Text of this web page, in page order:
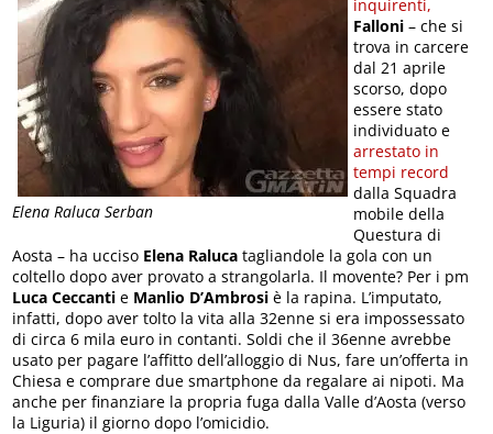
Elena Raluca Serban
inquirenti,
Falloni – che si
trova in carcere
dal 21 aprile
scorso, dopo
essere stato
individuato e
arrestato in
tempi record
dalla Squadra
mobile della
Questura di
Aosta – ha ucciso Elena Raluca tagliandole la gola con un
coltello dopo aver provato a strangolarla. Il movente? Per i pm
Luca Ceccanti e Manlio D’Ambrosi è la rapina. L’imputato,
infatti, dopo aver tolto la vita alla 32enne si era impossessato
di circa 6 mila euro in contanti. Soldi che il 36enne avrebbe
usato per pagare l’affitto dell’alloggio di Nus, fare un’offerta in
Chiesa e comprare due smartphone da regalare ai nipoti. Ma
anche per finanziare la propria fuga dalla Valle d’Aosta (verso
la Liguria) il giorno dopo l’omicidio.